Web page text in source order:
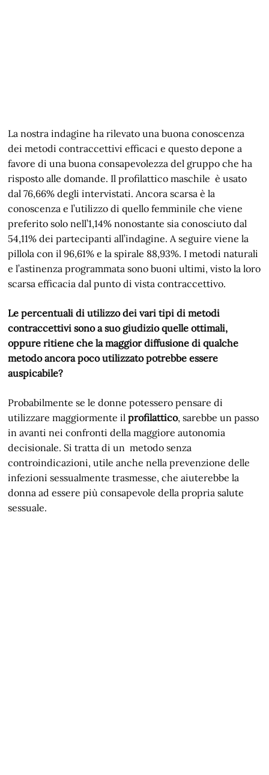
La nostra indagine ha rilevato una buona conoscenza
dei metodi contraccettivi efficaci e questo depone a
favore di una buona consapevolezza del gruppo che ha
risposto alle domande. Il profilattico maschile è usato
dal 76,66% degli intervistati. Ancora scarsa è la
conoscenza e l’utilizzo di quello femminile che viene
preferito solo nell’1,14% nonostante sia conosciuto dal
54,11% dei partecipanti all’indagine. A seguire viene la
pillola con il 96,61% e la spirale 88,93%. I metodi naturali
e l’astinenza programmata sono buoni ultimi, visto la loro
scarsa efficacia dal punto di vista contraccettivo.
Le percentuali di utilizzo dei vari tipi di metodi
contraccettivi sono a suo giudizio quelle ottimali,
oppure ritiene che la maggior diffusione di qualche
metodo ancora poco utilizzato potrebbe essere
auspicabile?
Probabilmente se le donne potessero pensare di
utilizzare maggiormente ilprofilattico, sarebbe un passo
in avanti nei confronti della maggiore autonomia
decisionale. Si tratta di un metodo senza
controindicazioni, utile anche nella prevenzione delle
infezioni sessualmente trasmesse, che aiuterebbe la
donna ad essere più consapevole della propria salute
sessuale.